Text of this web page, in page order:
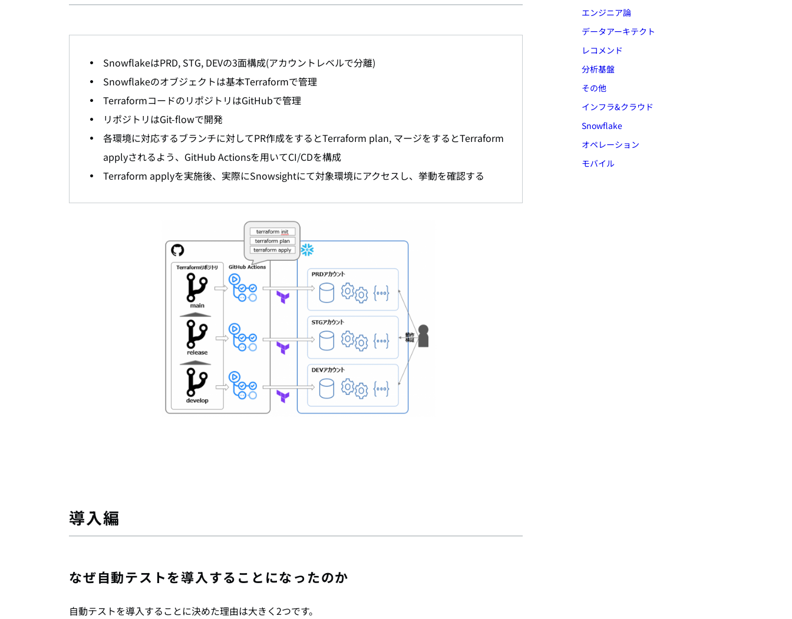
SnowflakeはPRD, STG, DEVの3面構成(アカウントレベルで分離)
Snowflakeのオブジェクトは基本Terraformで管理
TerraformコードのリポジトリはGitHubで管理
リポジトリはGit-flowで開発
各環境に対応するブランチに対してPR作成をするとTerraform plan, マージをするとTerraform
applyされるよう、GitHub Actionsを用いてCI/CDを構成
Terraform applyを実施後、実際にSnowsightにて対象環境にアクセスし、挙動を確認する
導入編
なぜ自動テストを導入することになったのか
自動テストを導入することに決めた理由は大きく2つです。
エンジニア論
データアーキテクト
レコメンド
分析基盤
その他
インフラ&クラウド
Snowflake
オペレーション
モバイル